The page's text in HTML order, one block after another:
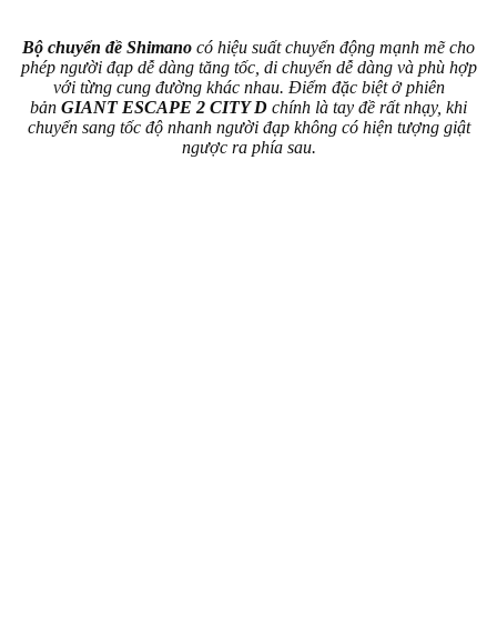
Bộ chuyển đề Shimano có hiệu suất chuyển động mạnh mẽ cho
phép người đạp dễ dàng tăng tốc, di chuyển dễ dàng và phù hợp
với từng cung đường khác nhau. Điểm đặc biệt ở phiên
bản GIANT ESCAPE 2 CITY D chính là tay đề rất nhạy, khi
chuyển sang tốc độ nhanh người đạp không có hiện tượng giật
ngược ra phía sau.